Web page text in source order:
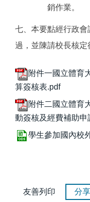
銷作業。
七、本要點經行政
過，並陳請校長核定
附件一國立體育
算簽核表.pdf
附件二國立體育
動簽核及經費補助申
學生參加國內校
友善列印 分享